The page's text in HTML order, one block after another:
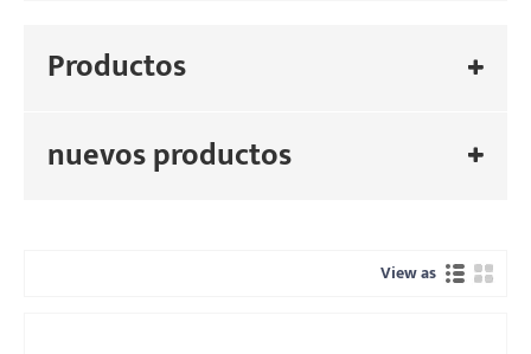
Productos
nuevos productos
View as